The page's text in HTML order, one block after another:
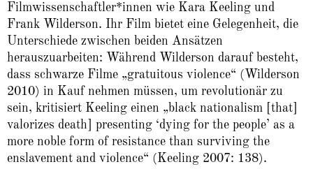
Filmwissenschaftler*innen wie Kara Keeling und
Frank Wilderson. Ihr Film bietet eine Gelegenheit, die
Unterschiede zwischen beiden Ansätzen
herauszuarbeiten: Während Wilderson darauf besteht,
dass schwarze Filme „gratuitous violence“ (Wilderson
2010) in Kauf nehmen müssen, um revolutionär zu
sein, kritisiert Keeling einen „black nationalism [that]
valorizes death] presenting ‘dying for the people’ as a
more noble form of resistance than surviving the
enslavement and violence“ (Keeling 2007: 138).